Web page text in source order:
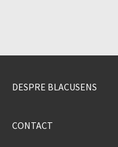
DESPRE BLACUSENS
CONTACT